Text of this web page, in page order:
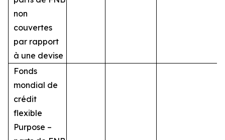
non
couvertes
par rapport
à une devise
Fonds
mondial de
crédit
flexible
Purpose –